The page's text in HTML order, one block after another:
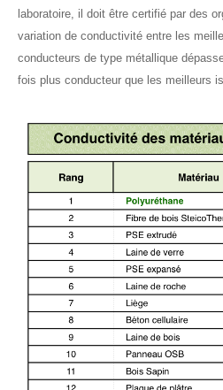
laboratoire, il doit être certifié par des
variation de conductivité entre les
conducteurs de type métallique
fois plus conducteur que les meilleurs